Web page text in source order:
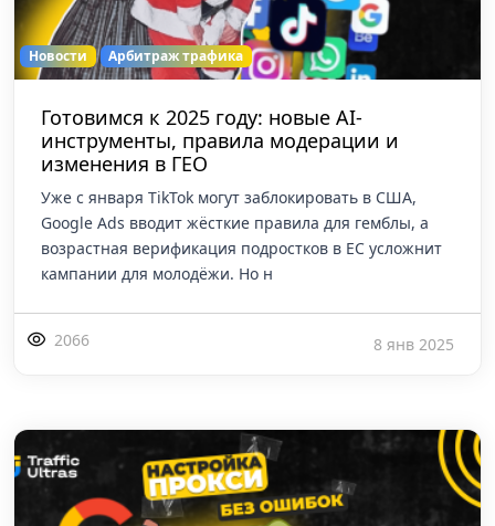
Новости Арбитраж трафика
Готовимся к 2025 году: новые AI-
инструменты, правила модерации и
изменения в ГЕО
Уже с января TikTok могут заблокировать в США,
Google Ads вводит жёсткие правила для гемблы, а
возрастная верификация подростков в ЕС усложнит
кампании для молодёжи. Но н
2066 8 янв 2025